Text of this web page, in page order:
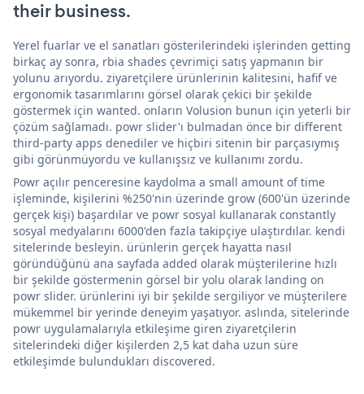
their business.
Yerel fuarlar ve el sanatları gösterilerindeki işlerinden getting
birkaç ay sonra, rbia shades çevrimiçi satış yapmanın bir
yolunu arıyordu. ziyaretçilere ürünlerinin kalitesini, hafif ve
ergonomik tasarımlarını görsel olarak çekici bir şekilde
göstermek için wanted. onların Volusion bunun için yeterli bir
çözüm sağlamadı. powr slider'ı bulmadan önce bir different
third-party apps denediler ve hiçbiri sitenin bir parçasıymış
gibi görünmüyordu ve kullanışsız ve kullanımı zordu.
Powr açılır penceresine kaydolma a small amount of time
işleminde, kişilerini %250'nin üzerinde grow (600'ün üzerinde
gerçek kişi) başardılar ve powr sosyal kullanarak constantly
sosyal medyalarını 6000'den fazla takipçiye ulaştırdılar. kendi
sitelerinde besleyin. ürünlerin gerçek hayatta nasıl
göründüğünü ana sayfada added olarak müşterilerine hızlı
bir şekilde göstermenin görsel bir yolu olarak landing on
powr slider. ürünlerini iyi bir şekilde sergiliyor ve müşterilere
mükemmel bir yerinde deneyim yaşatıyor. aslında, sitelerinde
powr uygulamalarıyla etkileşime giren ziyaretçilerin
sitelerindeki diğer kişilerden 2,5 kat daha uzun süre
etkileşimde bulundukları discovered.